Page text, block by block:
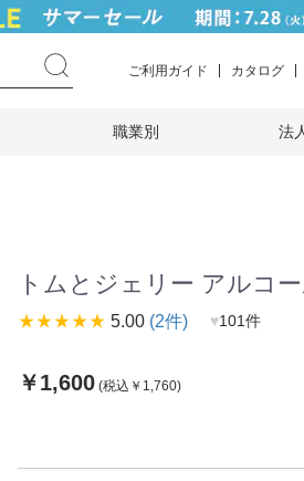
ご利用ガイド カタログ
職業別 法
トムとジェリー アルコ
star_ratestar_ratestar_ratestar_ratestar_rate 5.00 (2件) ♥101件
￥1,600 (税込￥1,760)